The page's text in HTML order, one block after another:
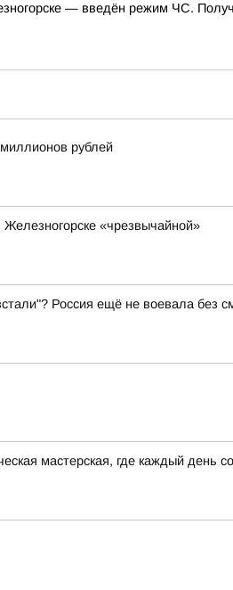
— введён режим ЧС.
рублей
«чрезвычайной»
Россия ещё не воевала без
мастерская, где каждый день